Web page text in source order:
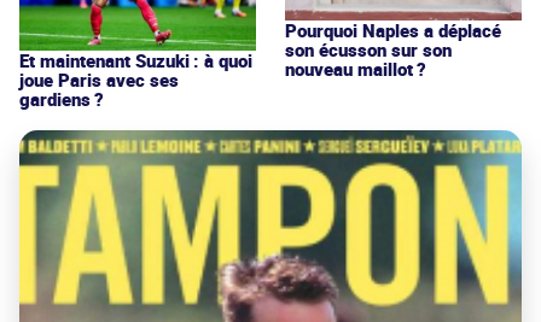
Et maintenant Suzuki : à quoi
joue Paris avec ses
gardiens ?
Pourquoi Naples a déplacé
son écusson sur son
nouveau maillot ?